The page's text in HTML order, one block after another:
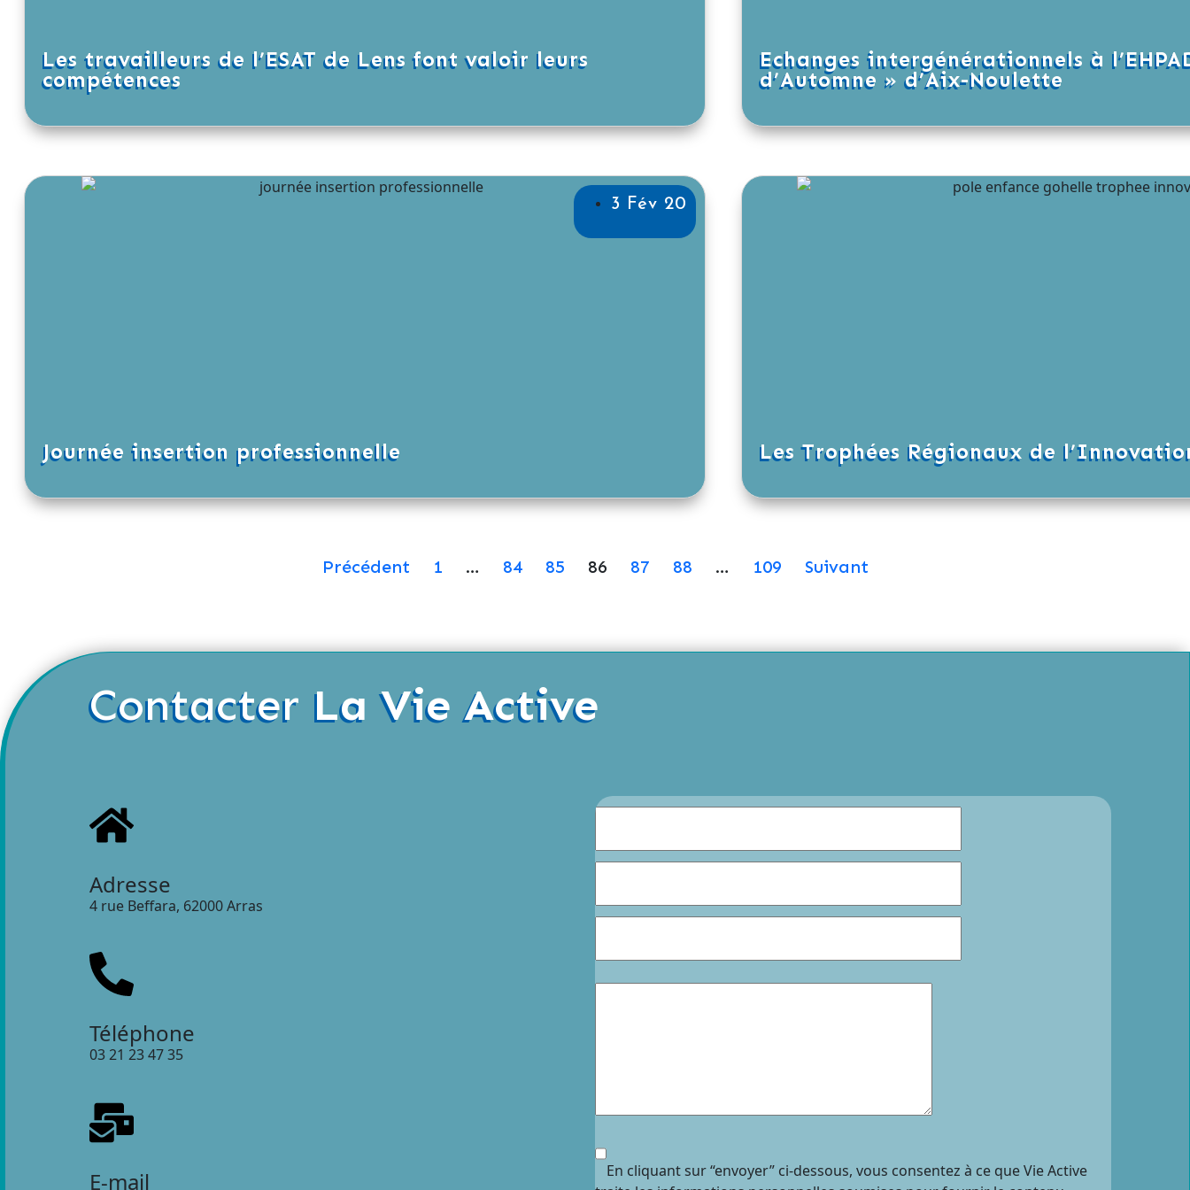
Les travailleurs de l’ESAT de Lens font valoir leurs
compétences
Echanges intergénérationnels à
d’Automne » d’Aix-Noulette
Journée insertion professionnelle
3 Fév 20
Les Trophées Régionaux de
Précédent 1 … 84 85 86 87 88 … 109 Suivant
Contacter La Vie Active
Adresse
4 rue Beffara, 62000 Arras
Téléphone
03 21 23 47 35
E-mail
En cliquant sur “envoyer” ci-dessous, vous consentez à ce que Vie Active